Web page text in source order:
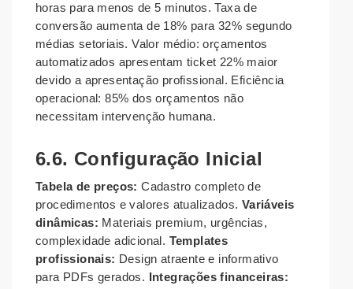
horas para menos de 5 minutos. Taxa de
conversão aumenta de 18% para 32% segundo
médias setoriais. Valor médio: orçamentos
automatizados apresentam ticket 22% maior
devido a apresentação profissional. Eficiência
operacional: 85% dos orçamentos não
necessitam intervenção humana.
6.6. Configuração Inicial
Tabela de preços: Cadastro completo de
procedimentos e valores atualizados. Variáveis
dinâmicas: Materiais premium, urgências,
complexidade adicional. Templates
profissionais: Design atraente e informativo
para PDFs gerados. Integrações financeiras: